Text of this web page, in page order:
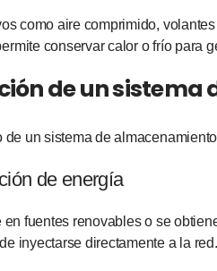
como aire comprimido,
conservar calor o frío para
de un
de un sistema de
de energía
en fuentes renovables o se
inyectarse directamente a la red.